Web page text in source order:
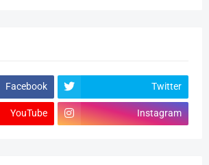
Facebook Twitter
YouTube Instagram